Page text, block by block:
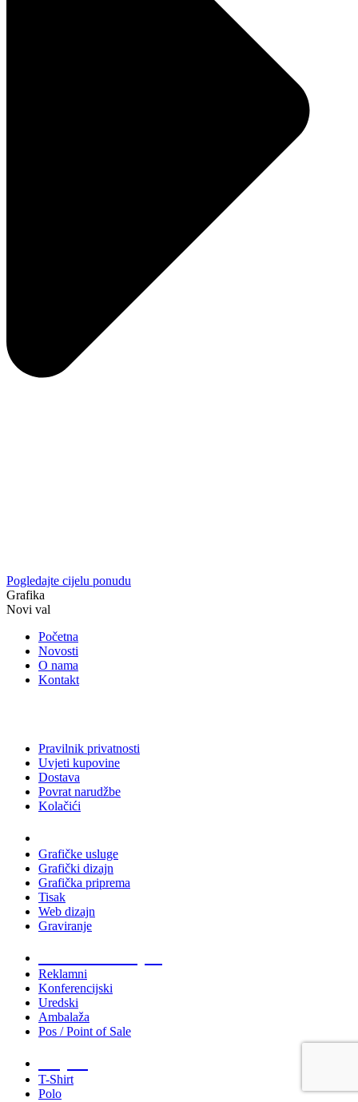
Pogledajte cijelu ponudu
Grafika
Novi val
Početna
Novosti
O nama
Kontakt
Pravilnik privatnosti
Uvjeti kupovine
Dostava
Povrat narudžbe
Kolačići
Grafičke usluge
Grafički dizajn
Grafička priprema
Tisak
Web dizajn
Graviranje
Reklamni
Konferencijski
Uredski
Ambalaža
Pos / Point of Sale
T-Shirt
Polo